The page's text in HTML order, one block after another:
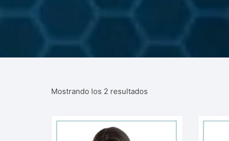
Mostrando los 2 resultados